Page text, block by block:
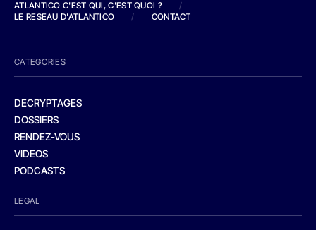
ATLANTICO C'EST QUI, C'EST QUOI ?
/
LE RESEAU D'ATLANTICO
/ CONTACT
CATEGORIES
DECRYPTAGES
DOSSIERS
RENDEZ-VOUS
VIDEOS
PODCASTS
LEGAL